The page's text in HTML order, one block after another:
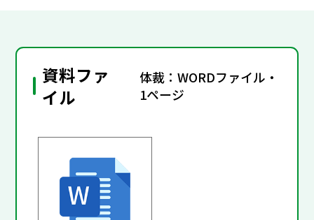
資料ファ
イル
体裁：WORDファイル・
1ページ